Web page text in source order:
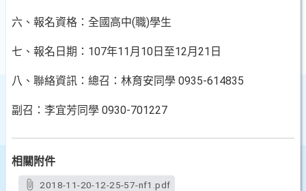
六、報名資格：全國高中(職)學生
七、報名日期：107年11月10日至12月21日
八、聯絡資訊：總召：林育安同學 0935-614835
副召：李宜芳同學 0930-701227
相關附件
2018-11-20-12-25-57-nf1.pdf